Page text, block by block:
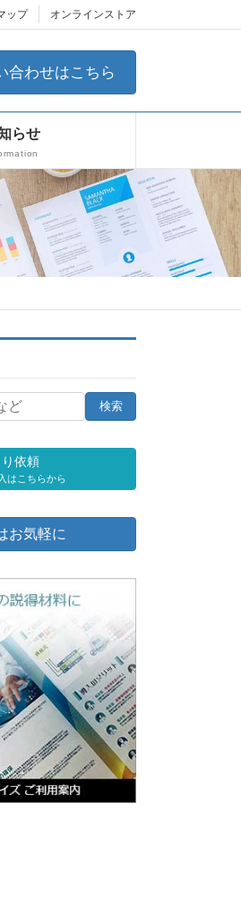
ップ オンラインストア
合わせはこちら
らせ
り依頼
はこちらから
お気軽に